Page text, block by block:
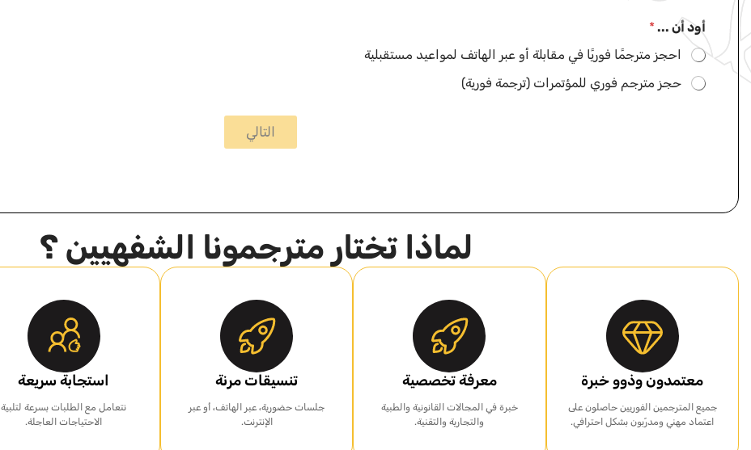
أود أن ...*
احجز مترجمًا فوريًا في مقابلة أو عبر الهاتف لمواعيد مستقبلية
حجز مترجم فوري للمؤتمرات (ترجمة فورية)
التالي
لماذا تختار مترجمونا الشفهيين ؟
معتمدون وذوو خبرة
جميع المترجمين الفوريين حاصلون على
اعتماد مهني ومدرّبون بشكل احترافي.
معرفة تخصصية
خبرة في المجالات القانونية والطبية
والتجارية والتقنية.
تنسيقات مرنة
جلسات حضورية، عبر الهاتف، أو عبر
الإنترنت.
استجابة سريعة
نتعامل مع الطلبات بسرعة لتلبية
الاحتياجات العاجلة.